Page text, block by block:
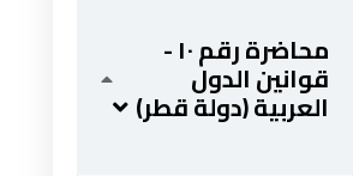
محاضرة رقم ١٠ -
قوانين الدول
العربية (دولة قطر)
العربية
201287888051+